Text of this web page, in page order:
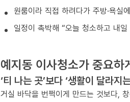
원룸이라 직접 하려다가 주방·욕실
일정이 촉박해 “오늘 청소하고 내
예지동 이사청소가 중요하
‘티 나는 곳’보다 ‘생활이 달라지
거실 바닥을 번쩍이게 만드는 것보다,